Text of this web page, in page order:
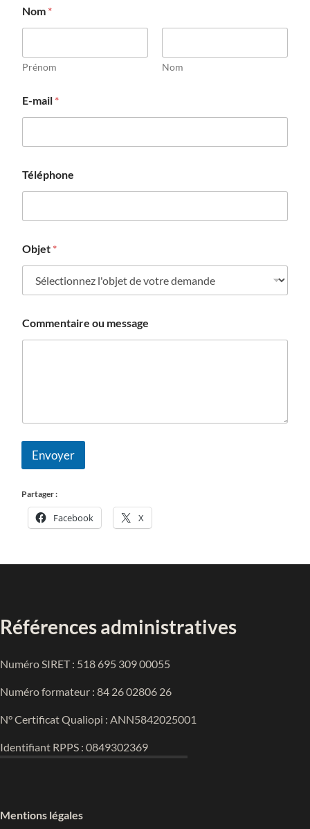
o
m
e
n
i
r
o
N
Nom *
Prénom Nom
E-mail *
Téléphone
Objet *
Commentaire ou message
Envoyer
Partager :
Facebook X
Références administratives
Numéro SIRET : 518 695 309 00055
Numéro formateur : 84 26 02806 26
N° Certificat Qualiopi : ANN5842025001
Identifiant RPPS : 0849302369
Mentions légales